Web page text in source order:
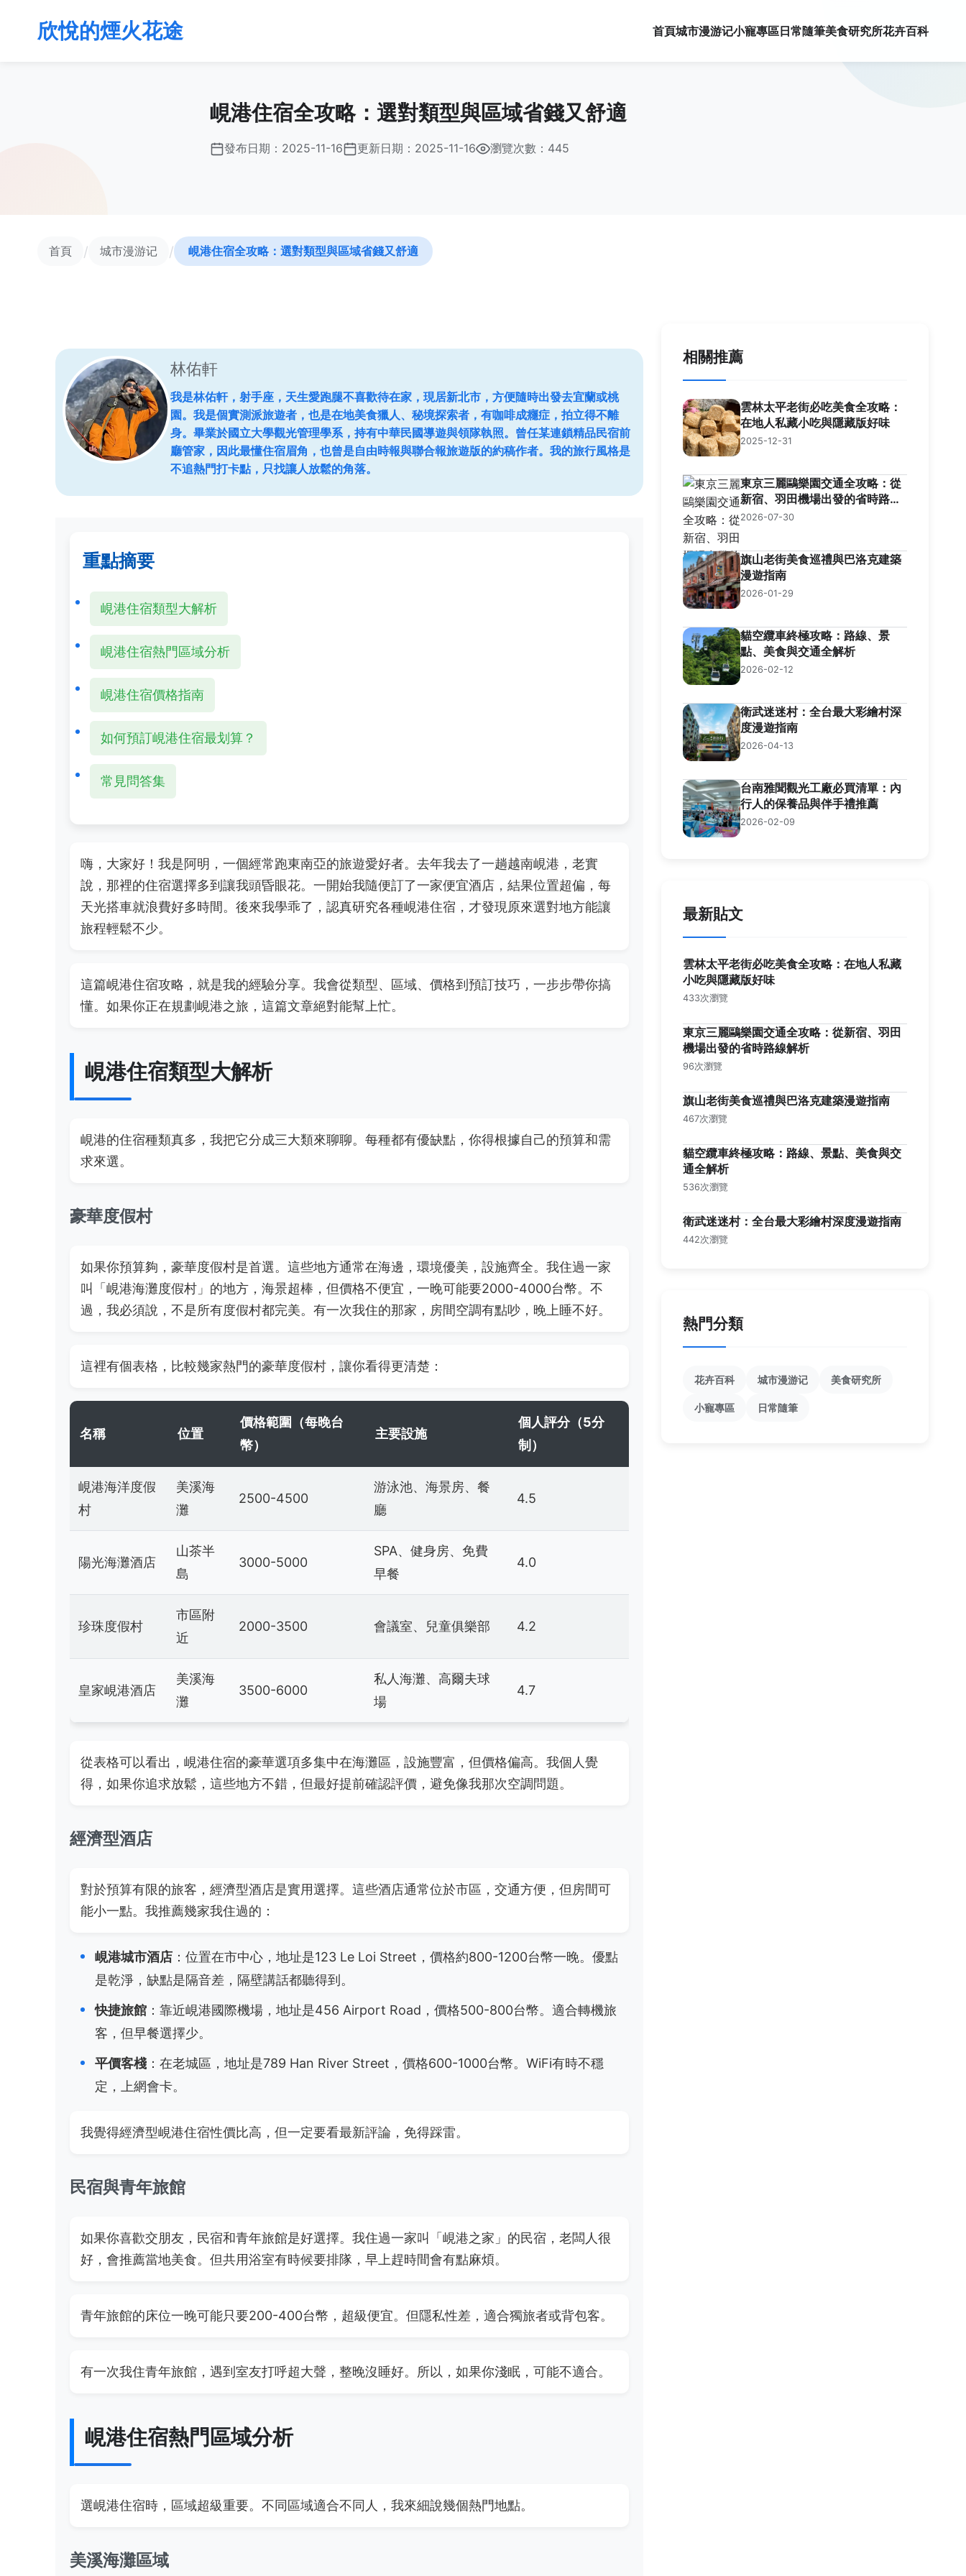
欣悅的煙火花途 首頁城市漫游记小寵專區日常隨筆美食研究所花卉百科
峴港住宿全攻略：選對類型與區域省錢又舒適
發布日期： 2025-11-16 更新日期： 2025-11-16 瀏覽次數：445
首頁 / 城市漫游记 / 峴港住宿全攻略：選對類型與區域省錢又舒適
林佑軒
我是林佑軒，射手座，天生愛跑腿不喜歡待在家，現居新北市，方便隨時出發去宜蘭或桃
園。我是個實測派旅遊者，也是在地美食獵人、秘境探索者，有咖啡成癮症，拍立得不離
身。畢業於國立大學觀光管理學系，持有中華民國導遊與領隊執照。曾任某連鎖精品民宿前
廳管家，因此最懂住宿眉角，也曾是自由時報與聯合報旅遊版的約稿作者。我的旅行風格是
不追熱門打卡點，只找讓人放鬆的角落。
重點摘要
峴港住宿類型大解析
峴港住宿熱門區域分析
峴港住宿價格指南
如何預訂峴港住宿最划算？
常見問答集
嗨，大家好！我是阿明，一個經常跑東南亞的旅遊愛好者。去年我去了一趟越南峴港，老實
說，那裡的住宿選擇多到讓我頭昏眼花。一開始我隨便訂了一家便宜酒店，結果位置超偏，每
天光搭車就浪費好多時間。後來我學乖了，認真研究各種峴港住宿，才發現原來選對地方能讓
旅程輕鬆不少。
這篇峴港住宿攻略，就是我的經驗分享。我會從類型、區域、價格到預訂技巧，一步步帶你搞
懂。如果你正在規劃峴港之旅，這篇文章絕對能幫上忙。
峴港住宿類型大解析
峴港的住宿種類真多，我把它分成三大類來聊聊。每種都有優缺點，你得根據自己的預算和需
求來選。
豪華度假村
如果你預算夠，豪華度假村是首選。這些地方通常在海邊，環境優美，設施齊全。我住過一家
叫「峴港海灘度假村」的地方，海景超棒，但價格不便宜，一晚可能要2000-4000台幣。不
過，我必須說，不是所有度假村都完美。有一次我住的那家，房間空調有點吵，晚上睡不好。
這裡有個表格，比較幾家熱門的豪華度假村，讓你看得更清楚：
名稱 位置
價格範圍（每晚台
幣）
主要設施
個人評分（5分
制）
峴港海洋度假
村
美溪海
灘
2500-4500
游泳池、海景房、餐
廳
4.5
陽光海灘酒店
山茶半
島
3000-5000
SPA、健身房、免費
早餐
4.0
珍珠度假村
市區附
近
2000-3500 會議室、兒童俱樂部 4.2
皇家峴港酒店
美溪海
灘
3500-6000
私人海灘、高爾夫球
場
4.7
從表格可以看出，峴港住宿的豪華選項多集中在海灘區，設施豐富，但價格偏高。我個人覺
得，如果你追求放鬆，這些地方不錯，但最好提前確認評價，避免像我那次空調問題。
經濟型酒店
對於預算有限的旅客，經濟型酒店是實用選擇。這些酒店通常位於市區，交通方便，但房間可
能小一點。我推薦幾家我住過的：
峴港城市酒店 ：位置在市中心，地址是123 Le Loi Street，價格約800-1200台幣一晚。優點
是乾淨，缺點是隔音差，隔壁講話都聽得到。
快捷旅館 ：靠近峴港國際機場，地址是456 Airport Road，價格500-800台幣。適合轉機旅
客，但早餐選擇少。
平價客棧 ：在老城區，地址是789 Han River Street，價格600-1000台幣。WiFi有時不穩
定，上網會卡。
我覺得經濟型峴港住宿性價比高，但一定要看最新評論，免得踩雷。
民宿與青年旅館
如果你喜歡交朋友，民宿和青年旅館是好選擇。我住過一家叫「峴港之家」的民宿，老闆人很
好，會推薦當地美食。但共用浴室有時候要排隊，早上趕時間會有點麻煩。
青年旅館的床位一晚可能只要200-400台幣，超級便宜。但隱私性差，適合獨旅者或背包客。
有一次我住青年旅館，遇到室友打呼超大聲，整晚沒睡好。所以，如果你淺眠，可能不適合。
峴港住宿熱門區域分析
選峴港住宿時，區域超級重要。不同區域適合不同人，我來細說幾個熱門地點。
美溪海灘區域
相關推薦
雲林太平老街必吃美食全攻略：
在地人私藏小吃與隱藏版好味
2025-12-31
東京三麗鷗樂園交通全攻略：從
新宿、羽田機場出發的省時路線
解析
2026-07-30
旗山老街美食巡禮與巴洛克建築
漫遊指南
2026-01-29
貓空纜車終極攻略：路線、景
點、美食與交通全解析
2026-02-12
衛武迷迷村：全台最大彩繪村深
度漫遊指南
2026-04-13
台南雅聞觀光工廠必買清單：內
行人的保養品與伴手禮推薦
2026-02-09
最新貼文
雲林太平老街必吃美食全攻略：在地人私藏
小吃與隱藏版好味
433次瀏覽
東京三麗鷗樂園交通全攻略：從新宿、羽田
機場出發的省時路線解析
96次瀏覽
旗山老街美食巡禮與巴洛克建築漫遊指南
467次瀏覽
貓空纜車終極攻略：路線、景點、美食與交
通全解析
536次瀏覽
衛武迷迷村：全台最大彩繪村深度漫遊指南
442次瀏覽
熱門分類
花卉百科 城市漫游记 美食研究所
小寵專區 日常隨筆